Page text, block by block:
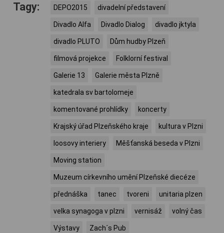
Tagy: DEPO2015 divadelní představení
Divadlo Alfa Divadlo Dialog divadlo jktyla
divadlo PLUTO Dům hudby Plzeň
filmová projekce Folklorní festival
Galerie 13 Galerie města Plzně
katedrala sv bartolomeje
komentované prohlídky koncerty
Krajský úřad Plzeňského kraje kultura v Plzni
loosovy interiery Měšťanská beseda v Plzni
Moving station
Muzeum církevního umění Plzeňské diecéze
přednáška tanec tvoreni unitaria plzen
velka synagoga v plzni vernisáž volný čas
Výstavy Zach´s Pub